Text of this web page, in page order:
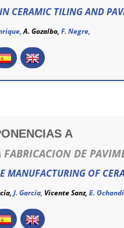
CERAMIC TILING AND
A. Gozalbo, F. Negre,
A
DE
MANUFACTURING OF
J. García, Vicente Sanz, E.